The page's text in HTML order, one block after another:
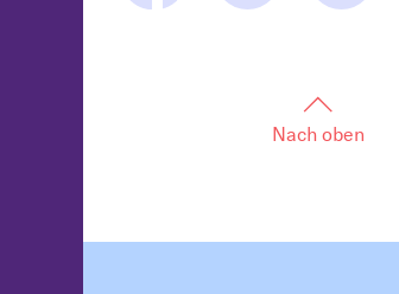
Nach oben